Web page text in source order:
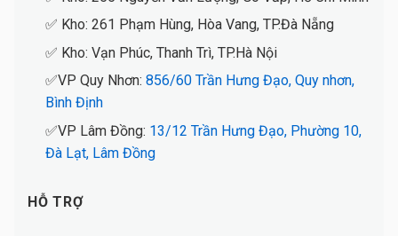
✅ Kho: 261 Phạm Hùng, Hòa Vang, TP.Đà Nẵng
✅ Kho: Vạn Phúc, Thanh Trì, TP.Hà Nội
✅VP Quy Nhơn: 856/60 Trần Hưng Đạo, Quy nhơn,
Bình Định
✅VP Lâm Đồng: 13/12 Trần Hưng Đạo, Phường 10,
Đà Lạt, Lâm Đồng
HỖ TRỢ